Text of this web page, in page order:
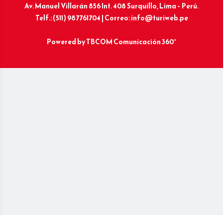
Av. Manuel Villarán 856 Int. 408 Surquillo, Lima – Perú.
Telf.: (511) 987761704 | Correo: info@turiweb.pe
Powered byTBCOM Comunicación 360°